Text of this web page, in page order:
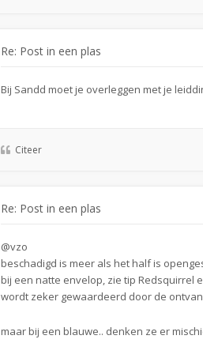
Re: Post in een plas
Bij Sandd moet je overleggen met je
Citeer
Re: Post in een plas
@vzo
beschadigd is meer als het half is
bij een natte envelop, zie tip Redsquirrel
wordt zeker gewaardeerd door de
maar bij een blauwe.. denken ze er